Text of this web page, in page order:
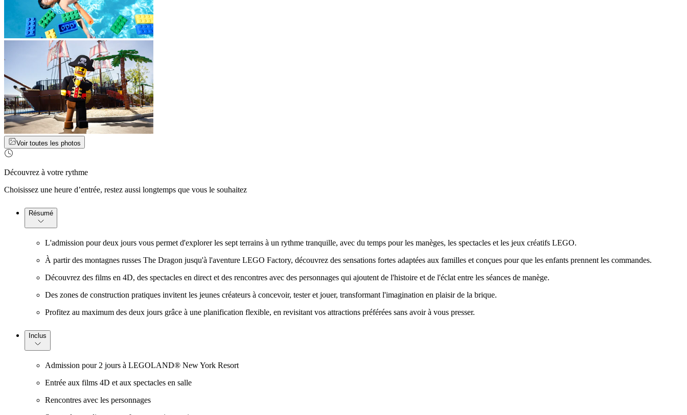
Voir toutes les photos
Découvrez à votre rythme
Choisissez une heure d’entrée, restez aussi longtemps que vous le souhaitez
Résumé
L'admission pour deux jours vous permet d'explorer les sept terrains à un rythme tranquille, avec du temps pour les manèges, les spectacles et les jeux créatifs LEGO.
À partir des montagnes russes The Dragon jusqu'à l'aventure LEGO Factory, découvrez des sensations fortes adaptées aux familles et conçues pour que les enfants prennent les commandes.
Découvrez des films en 4D, des spectacles en direct et des rencontres avec des personnages qui ajoutent de l'histoire et de l'éclat entre les séances de manège.
Des zones de construction pratiques invitent les jeunes créateurs à concevoir, tester et jouer, transformant l'imagination en plaisir de la brique.
Profitez au maximum des deux jours grâce à une planification flexible, en revisitant vos attractions préférées sans avoir à vous presser.
Inclus
Admission pour 2 jours à LEGOLAND® New York Resort
Entrée aux films 4D et aux spectacles en salle
Rencontres avec les personnages